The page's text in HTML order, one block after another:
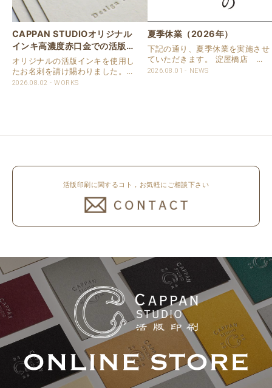
CAPPAN STUDIOオリジナル
インキ高濃度赤口金での活版名
刺
オリジナルの活版インキを使用し
たお名刺を請け賜わりました。
用紙は新バフン紙Nのきぬを使用
2026.08.02 WORKS
夏季休業（2026年）
下記の通り、夏季休業を実施させ
ていただきます。 淀屋橋店 通
常営業いたします。 奈良店 8月
2026.08.01 NEWS
活版印刷に関するコト，お気軽にご相談下さい